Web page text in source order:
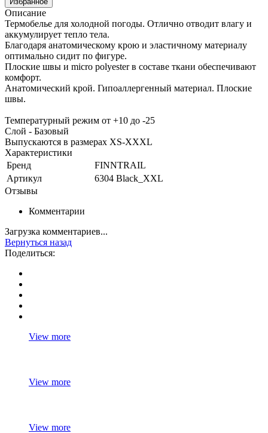
Описание
Термобелье для холодной погоды. Отлично отводит влагу и
аккумулирует тепло тела.
Благодаря анатомическому крою и эластичному материалу
оптимально сидит по фигуре.
Плоские швы и micro polyester в составе ткани обеспечивают
комфорт.
Анатомический крой. Гипоаллергенный материал. Плоские
швы.
Температурный режим от +10 до -25
Слой - Базовый
Выпускаются в размерах XS-XXXL
Характеристики
Бренд
FINNTRAIL
Артикул
6304 Black_XXL
Отзывы
Комментарии
Загрузка комментариев...
Вернуться назад
Поделиться:
View more
View more
View more